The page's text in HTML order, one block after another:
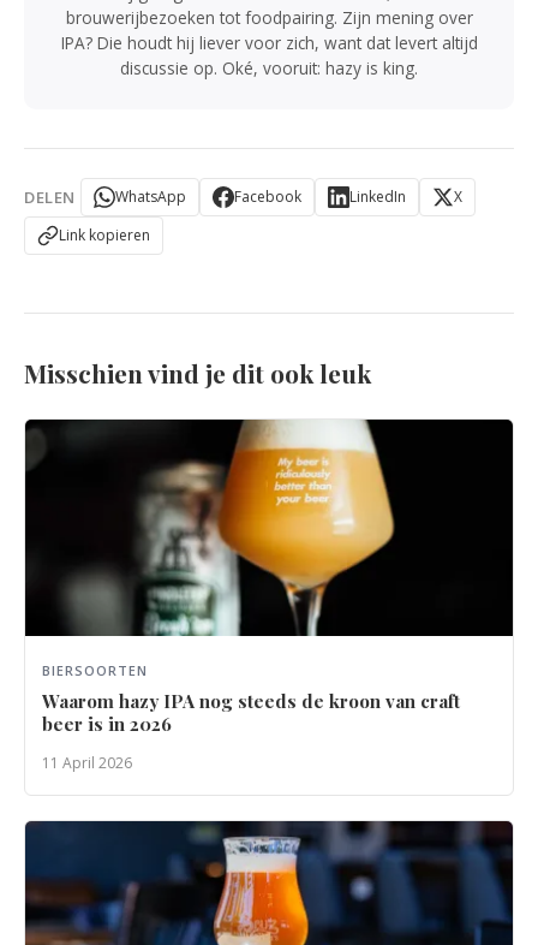
brouwerijbezoeken tot foodpairing. Zijn mening over
IPA? Die houdt hij liever voor zich, want dat levert altijd
discussie op. Oké, vooruit: hazy is king.
DELEN WhatsApp Facebook LinkedIn
X
Link kopieren
Misschien vind je dit ook leuk
BIERSOORTEN
Waarom hazy IPA nog steeds de kroon van craft
beer is in 2026
11 April 2026